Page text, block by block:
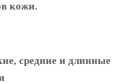
кожи.